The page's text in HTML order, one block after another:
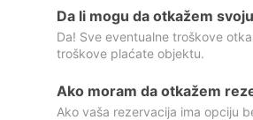
Da li mogu da otkažem
Da! Sve eventualne troškove
troškove plaćate objektu.
Ako moram da otkažem
Ako vaša rezervacija ima opciju